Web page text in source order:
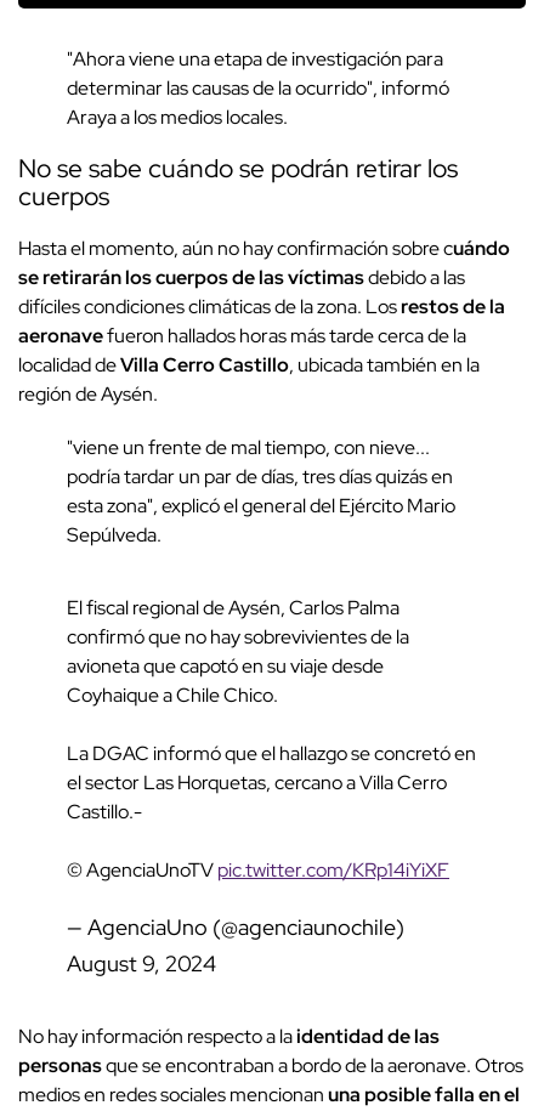
"Ahora viene una etapa de investigación para
determinar las causas de la ocurrido", informó
Araya a los medios locales.
No se sabe cuándo se podrán retirar los
cuerpos
Hasta el momento, aún no hay confirmación sobre cuándo
se retirarán los cuerpos de las víctimasdebido a las
difíciles condiciones climáticas de la zona. Losrestos de la
aeronavefueron hallados horas más tarde cerca de la
localidad deVilla Cerro Castillo, ubicada también en la
región de Aysén.
"viene un frente de mal tiempo, con nieve...
podría tardar un par de días, tres días quizás en
esta zona", explicó el general del Ejército Mario
Sepúlveda.
El fiscal regional de Aysén, Carlos Palma
confirmó que no hay sobrevivientes de la
avioneta que capotó en su viaje desde
Coyhaique a Chile Chico.
La DGAC informó que el hallazgo se concretó en
el sector Las Horquetas, cercano a Villa Cerro
Castillo.-
© AgenciaUnoTVpic.twitter.com/KRp14iYiXF
— AgenciaUno (@agenciaunochile)
August 9, 2024
No hay información respecto a laidentidad de las
personasque se encontraban a bordo de la aeronave. Otros
medios en redes sociales mencionanuna posible falla en el